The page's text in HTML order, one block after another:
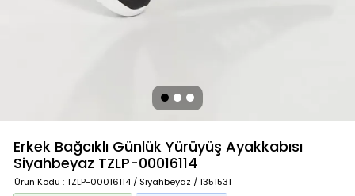
Erkek Bağcıklı Günlük Yürüyüş Ayakkabısı
Siyahbeyaz TZLP-00016114
Ürün Kodu : TZLP-00016114 / Siyahbeyaz / 1351531